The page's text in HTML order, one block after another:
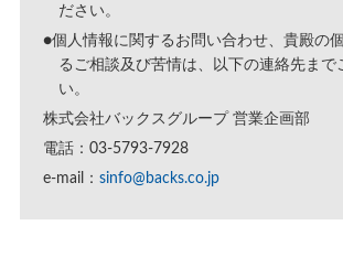
ださい。
●個人情報に関するお問い合わせ、貴殿の
るご相談及び苦情は、以下の連絡先まで
い。
株式会社バックスグループ 営業企画部
電話：03-5793-7928
e-mail： sinfo@backs.co.jp